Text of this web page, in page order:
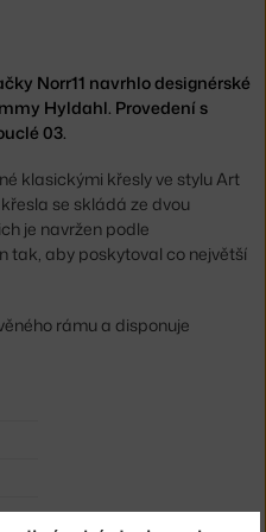
Norr11 navrhlo designérské
Hyldahl. Provedení s
03.
klasickými křesly ve stylu Art
se skládá ze dvou
je navržen podle
tak, aby poskytoval co největší
rámu a disponuje